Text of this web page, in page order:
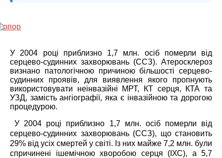
У 2004 році приблизно 1,7 млн. осіб померли від
серцево-судинних захворювань (ССЗ). Атеросклероз
визнано патологічною причиною більшості серцево-
судинних проявів, для виявлення якого пропнують
використовувати неінвазійні МРТ, КТ серця, КТА та
УЗД, замість ангіографії, яка є інвазійною та дорогою
процедурою.
У 2004 році приблизно 1,7 млн. осіб померли від
серцево-судинних захворювань (ССЗ), що становить
29% від усіх смертей у світі. Із них майже 7,2 млн. були
спричинені ішемічною хворобою серця (ІХС), а 5,7